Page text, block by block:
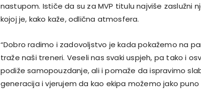
nastupom. Ističe da su za MVP titulu najviše zaslužni
kojoj je, kako kaže, odlična atmosfera.
“Dobro radimo i zadovoljstvo je kada pokažemo na
traže naši treneri. Veseli nas svaki uspjeh, pa tako i
podiže samopouzdanje, ali i pomaže da ispravimo
generacija i vjerujem da kao ekipa možemo jako puno